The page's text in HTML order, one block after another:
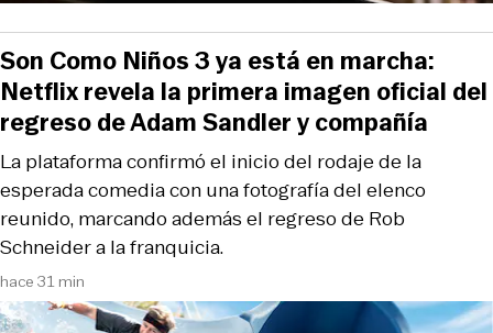
hace 31 min
La plataforma confirmó el inicio del rodaje de la
esperada comedia con una fotografía del elenco
reunido, marcando además el regreso de Rob
Schneider a la franquicia.
Son Como Niños 3 ya está en marcha:
Netflix revela la primera imagen oficial del
regreso de Adam Sandler y compañía